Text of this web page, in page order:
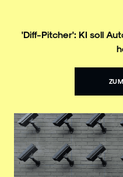
'Diff-Pitcher': KI soll